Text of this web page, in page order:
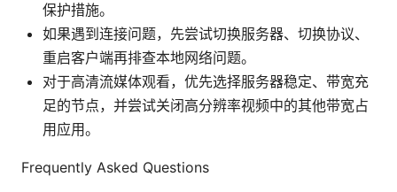
保护措施。
如果遇到连接问题，先尝试切换服务器、切换协议、
重启客户端再排查本地网络问题。
对于高清流媒体观看，优先选择服务器稳定、带宽充
足的节点，并尝试关闭高分辨率视频中的其他带宽占
用应用。
Frequently Asked Questions